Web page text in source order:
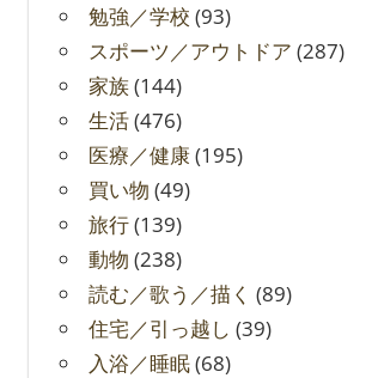
勉強／学校 (93)
スポーツ／アウトドア (287)
家族(144)
生活(476)
医療／健康(195)
買い物 (49)
旅行(139)
動物 (238)
読む／歌う／描く (89)
住宅／引っ越し (39)
入浴／睡眠(68)